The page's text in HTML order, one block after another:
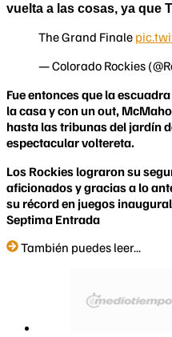
vuelta a las cosas, ya que
The Grand Finale
— Colorado Rockies
Fue entonces que la
la casa y con un out,
hasta las tribunas del jardín
espectacular voltereta.
Los Rockies lograron su
aficionados y gracias a lo
su récord en juegos
Septima Entrada
También puedes leer...